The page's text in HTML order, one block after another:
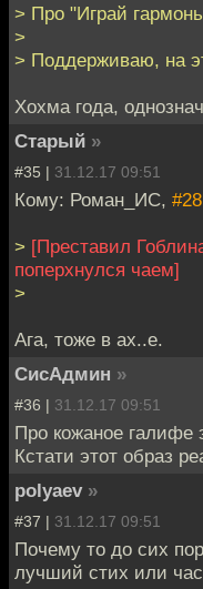
> Про "Играй
>
> Поддерживаю, на
Хохма года,
Старый »
#35 | 31.12.17 09:51
Кому: Роман_ИС, #28
> [Преставил
поперхнулся чаем]
>
Ага, тоже в ах..е.
СисАдмин »
#36 | 31.12.17 09:51
Про кожаное галифе
Кстати этот образ
polyaev »
#37 | 31.12.17 09:51
Почему то до сих
лучший стих или